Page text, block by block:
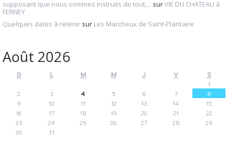
supposant que nous sommes instruits de tout,... surVIE DU CHATEAU à
FERNEY
Quelques dates à retenir sur Les Marcheux de Saint-Plantaire
Août 2026
D L M M J V
S
1
2
3 4 5 6 7
8
9
10 11 12 13 14
15
16
17 18 19 20 21
22
23
24 25 26 27 28
29
30
31